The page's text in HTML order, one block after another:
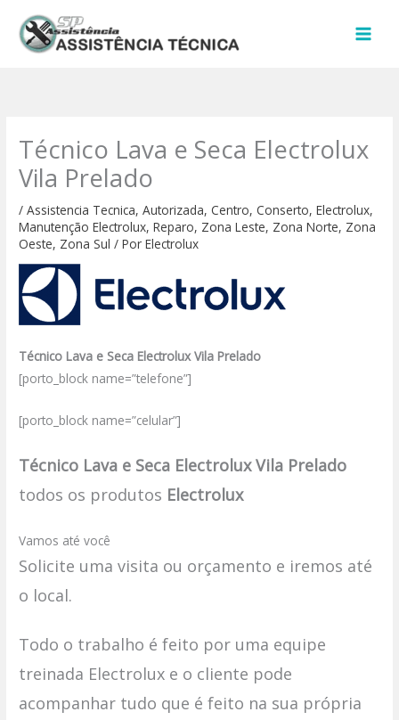
para
Técnico Lava e Seca Electrolux
Vila Prelado
/Assistencia Tecnica,Autorizada,Centro,Conserto,Electrolux,
Manutenção Electrolux,Reparo, Zona Leste, Zona Norte, Zona
Oeste, Zona Sul / PorElectrolux
Técnico Lava e Seca Electrolux Vila Prelado
[porto_block name=”telefone”]
[porto_block name=”celular”]
Técnico Lava e Seca Electrolux Vila Prelado
todos os produtos Electrolux
Vamos até você
Solicite uma visita ou orçamento e iremos até
o local.
Todo o trabalho é feito por uma equipe
treinada Electrolux e o cliente pode
acompanhar tudo que é feito na sua própria